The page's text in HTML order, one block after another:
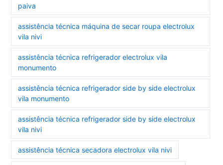
paiva
assistência técnica máquina de secar roupa electrolux
vila nivi
assistência técnica refrigerador electrolux vila
monumento
assistência técnica refrigerador side by side electrolux
vila monumento
assistência técnica refrigerador side by side electrolux
vila nivi
assistência técnica secadora electrolux vila nivi